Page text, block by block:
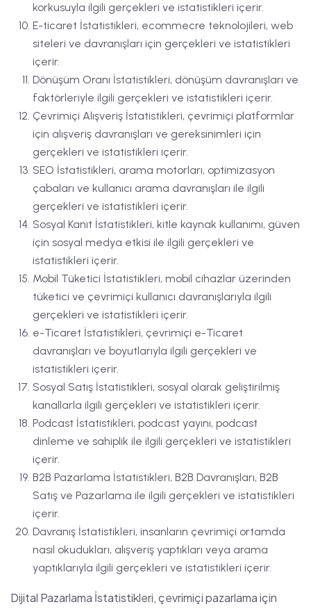
korkusuyla ilgili gerçekleri ve istatistikleri içerir.
E-ticaret İstatistikleri, ecommecre teknolojileri, web
siteleri ve davranışları için gerçekleri ve istatistikleri
içerir.
Dönüşüm Oranı İstatistikleri, dönüşüm davranışları ve
faktörleriyle ilgili gerçekleri ve istatistikleri içerir.
Çevrimiçi Alışveriş İstatistikleri, çevrimiçi platformlar
için alışveriş davranışları ve gereksinimleri için
gerçekleri ve istatistikleri içerir.
SEO İstatistikleri, arama motorları, optimizasyon
çabaları ve kullanıcı arama davranışları ile ilgili
gerçekleri ve istatistikleri içerir.
Sosyal Kanıt İstatistikleri, kitle kaynak kullanımı, güven
için sosyal medya etkisi ile ilgili gerçekleri ve
istatistikleri içerir.
Mobil Tüketici İstatistikleri, mobil cihazlar üzerinden
tüketici ve çevrimiçi kullanıcı davranışlarıyla ilgili
gerçekleri ve istatistikleri içerir.
e-Ticaret İstatistikleri, çevrimiçi e-Ticaret
davranışları ve boyutlarıyla ilgili gerçekleri ve
istatistikleri içerir.
Sosyal Satış İstatistikleri, sosyal olarak geliştirilmiş
kanallarla ilgili gerçekleri ve istatistikleri içerir.
Podcast İstatistikleri, podcast yayını, podcast
dinleme ve sahiplik ile ilgili gerçekleri ve istatistikleri
içerir.
B2B Pazarlama İstatistikleri, B2B Davranışları, B2B
Satış ve Pazarlama ile ilgili gerçekleri ve istatistikleri
içerir.
Davranış İstatistikleri, insanların çevrimiçi ortamda
nasıl okudukları, alışveriş yaptıkları veya arama
yaptıklarıyla ilgili gerçekleri ve istatistikleri içerir.
Dijital Pazarlama İstatistikleri, çevrimiçi pazarlama için